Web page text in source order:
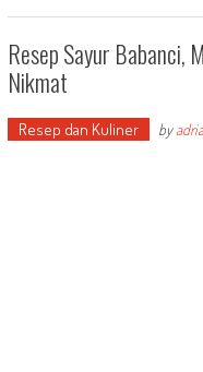
Resep Sayur Babanci,
Nikmat
Resep dan Kuliner by